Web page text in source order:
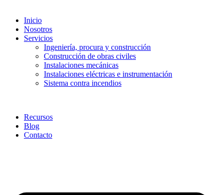
Inicio
Nosotros
Servicios
Ingeniería, procura y construcción
Construcción de obras civiles
Instalaciones mecánicas
Instalaciones eléctricas e instrumentación
Sistema contra incendios
Recursos
Blog
Contacto